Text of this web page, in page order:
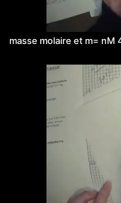
masse molaire et m= nM